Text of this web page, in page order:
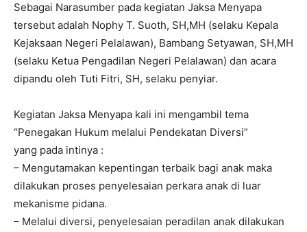
Sebagai Narasumber pada kegiatan Jaksa Menyapa
tersebut adalah Nophy T. Suoth, SH,MH (selaku Kepala
Kejaksaan Negeri Pelalawan), Bambang Setyawan, SH,MH
(selaku Ketua Pengadilan Negeri Pelalawan) dan acara
dipandu oleh Tuti Fitri, SH, selaku penyiar.
Kegiatan Jaksa Menyapa kali ini mengambil tema
“Penegakan Hukum melalui Pendekatan Diversi”
yang pada intinya :
– Mengutamakan kepentingan terbaik bagi anak maka
dilakukan proses penyelesaian perkara anak di luar
mekanisme pidana.
– Melalui diversi, penyelesaian peradilan anak dilakukan